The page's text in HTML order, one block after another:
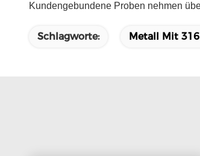
Kundengebundene Proben nehmen
Schlagworte: Metall Mit